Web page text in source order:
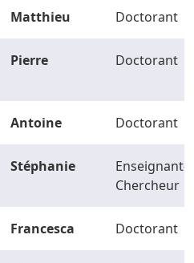
Matthieu Doctorant
Pierre Doctorant
Antoine Doctorant
Stéphanie
Enseignant-
Chercheur
Francesca Doctorant